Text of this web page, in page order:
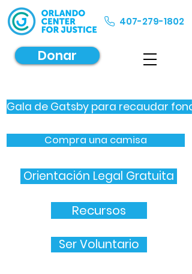
407-279-1802
Donar
Gala de Gatsby para recaudar
Compra una camisa
Orientación Legal Gratuita
Recursos
Ser Voluntario